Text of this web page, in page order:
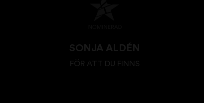
SONJA ALDÉN
FÖR ATT DU FINNS